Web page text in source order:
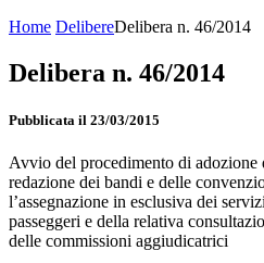
Home DelibereDelibera n. 46/2014
Delibera n. 46/2014
Pubblicata il 23/03/2015
Avvio del procedimento di adozione
redazione dei bandi e delle
l’assegnazione in esclusiva dei
passeggeri e della relativa
delle commissioni aggiudicatrici